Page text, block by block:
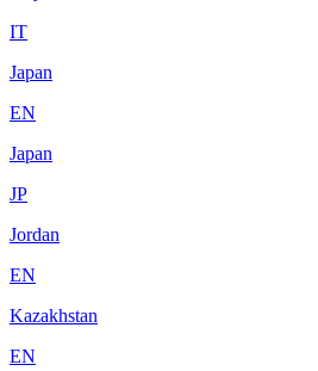
IT
Japan
EN
Japan
JP
Jordan
EN
Kazakhstan
EN